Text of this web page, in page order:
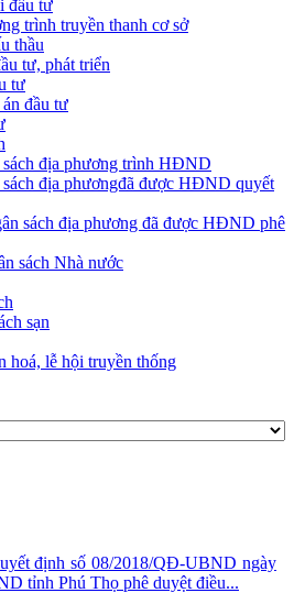
đầu tư
trình truyền thanh cơ sở
thầu
tư, phát triển
tư
đầu tư
sách địa phương trình HĐND
địa phươngđã được HĐND quyết
sách địa phương đã được HĐND phê
sách Nhà nước
sạn
hoá, lễ hội truyền thống
định số 08/2018/QĐ-UBND ngày
tỉnh Phú Thọ phê duyệt điều...